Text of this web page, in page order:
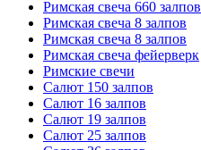
Римская свеча 660 залпов
Римская свеча 8 залпов
Римская свеча 8 залпов
Римская свеча фейерверк
Римские свечи
Салют 150 залпов
Салют 16 залпов
Салют 19 залпов
Салют 25 залпов